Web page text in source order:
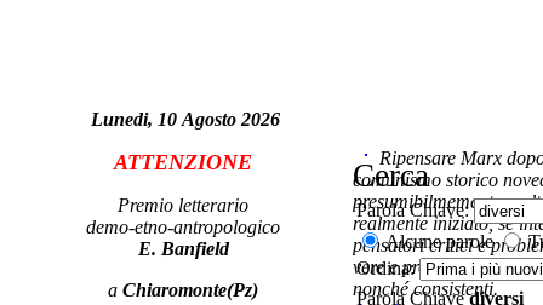
Lunedi, 10 Agosto 2026
ATTENZIONE
Premio letterario
demo-etno-antropologico
E. Banfield
a Chiaromonte(Pz)
Ripensare Marx
comunismo storico
presumibilmemente
realmente iniziato, se
pensatori critici e
vere e proprie correnti
nonché consistenti.
Cerca
Parola Chiave:
Alcune parole
Ordina:
Parola Chiavediversi